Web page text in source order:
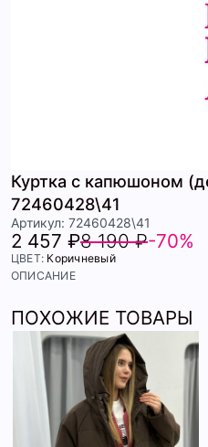
Куртка с капюшоном
72460428\41
Артикул: 72460428\41
2 457 ₽8 190 ₽-70%
ЦВЕТ: Коричневый
ОПИСАНИЕ
ПОХОЖИЕ ТОВАРЫ